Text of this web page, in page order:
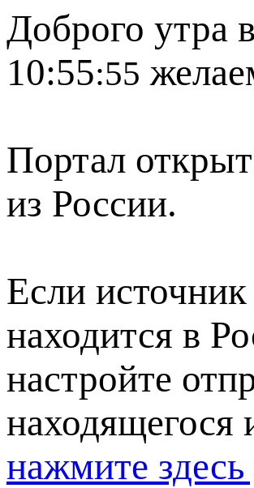
Доброго утра
10:55:55
Портал
из России.
Если
находится в
настройте
нажмите